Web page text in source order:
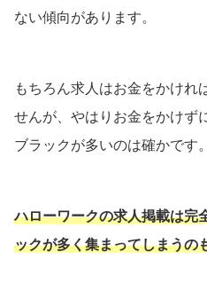
ない傾向があります。
もちろん求人はお金をかけれ
せんが、やはりお金をかけず
ブラックが多いのは確かです。
ハローワークの求人掲載は完
ックが多く集まってしまうの